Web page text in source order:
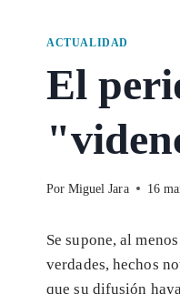
ACTUALIDAD
El
Por Miguel Jara 16
Se supone, al
verdades, hechos
que su difusión